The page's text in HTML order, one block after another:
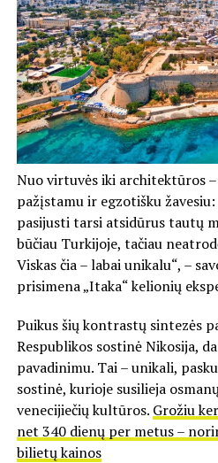
Nuo virtuvės iki architektūros
pažįstamu ir egzotišku
pasijusti tarsi atsidūrus tautų
būčiau Turkijoje, tačiau
Viskas čia – labai unikalu“, –
prisimena „Itaka“ kelionių
Puikus šių kontrastų sintezės
Respublikos sostinė Nikosija,
pavadinimu. Tai – unikali,
sostinė, kurioje susilieja
venecijiečių kultūros. Grožiu
net 340 dienų per metus –
bilietų kainos